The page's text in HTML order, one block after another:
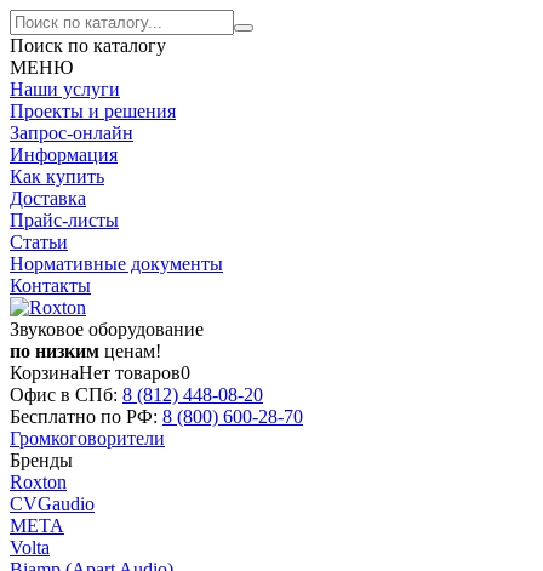
Поиск по каталогу
МЕНЮ
Наши услуги
Проекты и решения
Запрос-онлайн
Информация
Как купить
Доставка
Прайс-листы
Статьи
Нормативные документы
Контакты
Звуковое оборудование
по низким ценам!
КорзинаНет товаров0
Офис в СПб: 8 (812) 448-08-20
Бесплатно по РФ: 8 (800) 600-28-70
Громкоговорители
Бренды
Roxton
CVGaudio
МЕТА
Volta